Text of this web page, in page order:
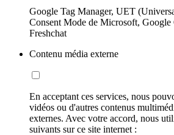
Google Tag Manager, UET
Consent Mode de Microsoft,
Freshchat
Contenu média externe
En acceptant ces services, nous
vidéos ou d'autres contenus
externes. Avec votre accord, nous
suivants sur ce site internet :